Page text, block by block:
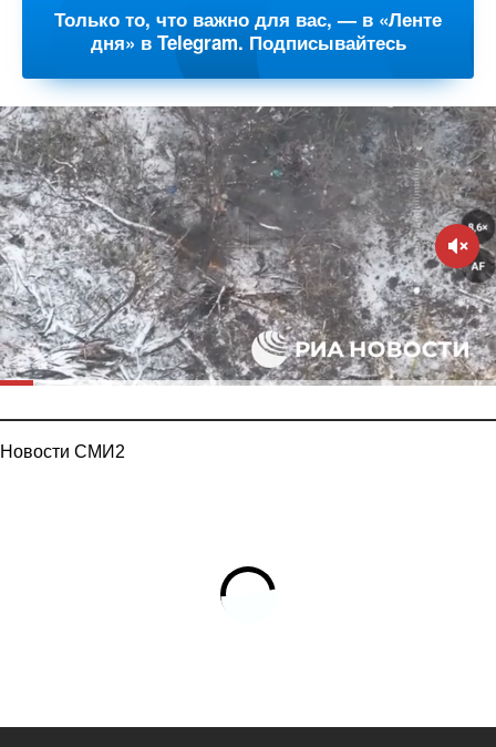
Только то, что важно для вас, — в «Ленте
дня» в Telegram. Подписывайтесь
Новости СМИ2